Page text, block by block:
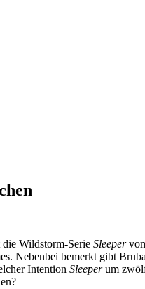
die Wildstorm-Serie Sleeper
Nebenbei bemerkt gibt
Intention Sleeperum zwölf